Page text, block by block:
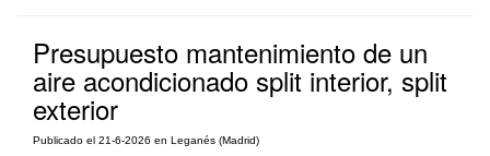
Presupuesto mantenimiento de un
aire acondicionado split interior, split
exterior
Publicado el 21-6-2026 en Leganés (Madrid)